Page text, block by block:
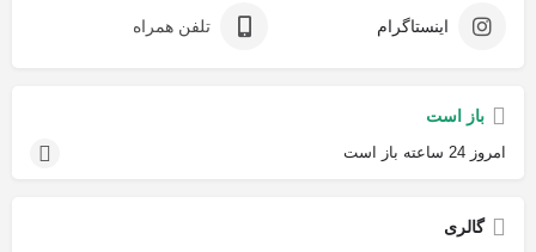
اینستاگرام تلفن همراه
باز است
امروز 24 ساعته باز است
گالری